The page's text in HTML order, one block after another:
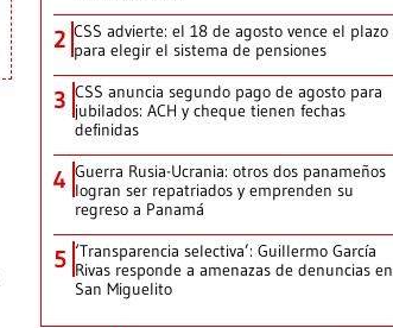
2 CSS advierte: el 18 de agosto vence el plazo
para elegir el sistema de pensiones
3 CSS anuncia segundo pago de agosto para
jubilados: ACH y cheque tienen fechas
definidas
4 Guerra Rusia-Ucrania: otros dos panameños
logran ser repatriados y emprenden su
regreso a Panamá
5 ‘Transparencia selectiva’: Guillermo García
Rivas responde a amenazas de denuncias en
San Miguelito